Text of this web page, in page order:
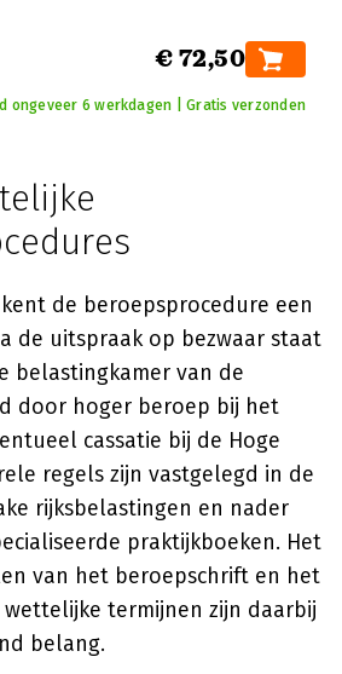
€ 72,50
ongeveer 6 werkdagen | Gratis verzonden
de beroepsprocedure een
de uitspraak op bezwaar staat
belastingkamer van de
door hoger beroep bij het
cassatie bij de Hoge
regels zijn vastgelegd in de
rijksbelastingen en nader
praktijkboeken. Het
van het beroepschrift en het
termijnen zijn daarbij
belang.